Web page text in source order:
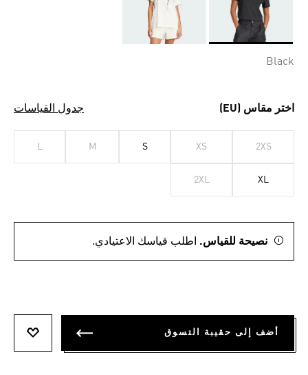
Black
اختر مقاس (EU) جدول القياسات
2XS
XS
S
M
L
XL
2XL
نصيحة للقياس. اطلب قياسك الاعتيادي.
أضف إلى حقيبة التسوق